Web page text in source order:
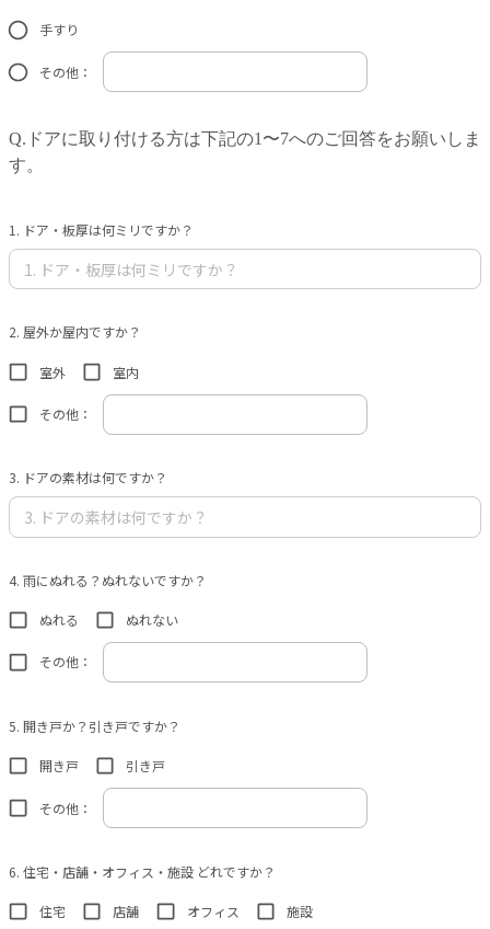
手すり
その他：
Q.ドアに取り付ける方は下記の1〜7へのご回答をお願いしま
す。
1. ドア・板厚は何ミリですか？
2. 屋外か屋内ですか？
室外 室内
その他：
3. ドアの素材は何ですか？
4. 雨にぬれる？ぬれないですか？
ぬれる ぬれない
その他：
5. 開き戸か？引き戸ですか？
開き戸 引き戸
その他：
6. 住宅・店舗・オフィス・施設 どれですか？
住宅 店舗 オフィス 施設